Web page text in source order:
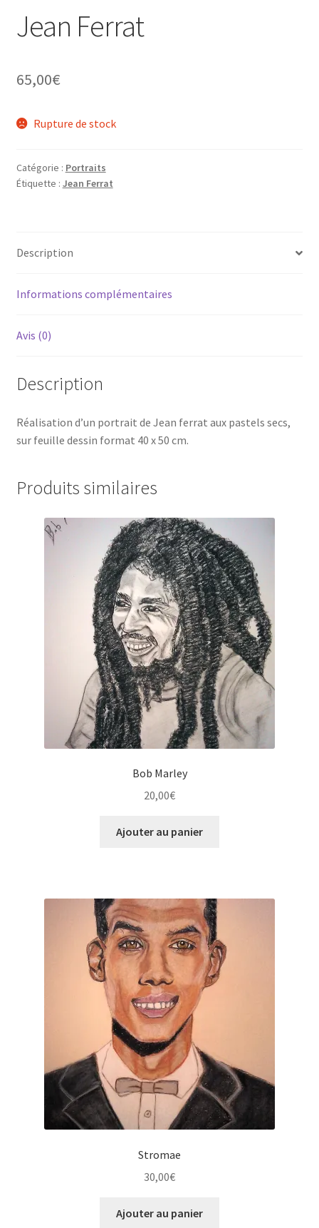
Tarifs
Jean Ferrat
65,00€
Rupture de stock
Catégorie : Portraits
Étiquette : Jean Ferrat
Description
Informations complémentaires
Avis (0)
Description
Réalisation d’un portrait de Jean ferrat aux pastels secs,
sur feuille dessin format 40 x 50 cm.
Produits similaires
Bob Marley
20,00€
Ajouter au panier
Stromae
30,00€
Ajouter au panier